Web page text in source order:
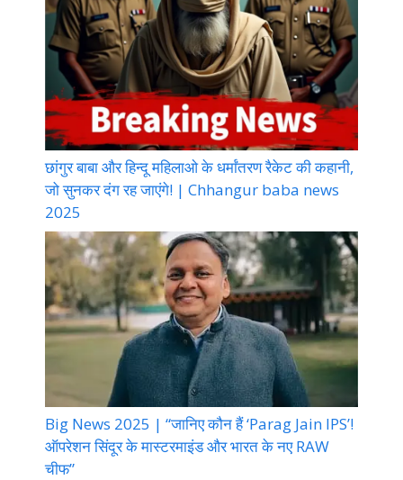
छांगुर बाबा और हिन्दू महिलाओ के धर्मांतरण रैकेट की कहानी,
जो सुनकर दंग रह जाएंगे! | Chhangur baba news
2025
Big News 2025 | “जानिए कौन हैं ‘Parag Jain IPS’!
ऑपरेशन सिंदूर के मास्टरमाइंड और भारत के नए RAW
चीफ”